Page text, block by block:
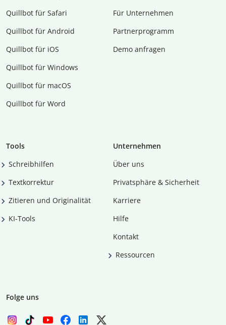
Quillbot für Safari
Quillbot für Android
Quillbot für iOS
Quillbot für Windows
Quillbot für macOS
Quillbot für Word
Für Unternehmen
Partnerprogramm
Demo anfragen
Tools
Schreibhilfen
Textkorrektur
Zitieren und Originalität
KI-Tools
Unternehmen
Über uns
Privatsphäre & Sicherheit
Karriere
Hilfe
Kontakt
Ressourcen
Folge uns